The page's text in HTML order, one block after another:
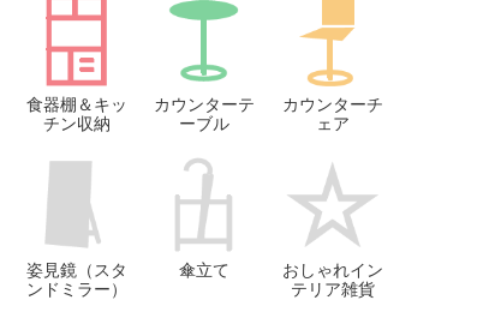
食器棚＆キッ
チン収納
カウンターテ
ーブル
カウンターチ
ェア
姿見鏡（スタ
ンドミラー）
傘立て
おしゃれイン
テリア雑貨